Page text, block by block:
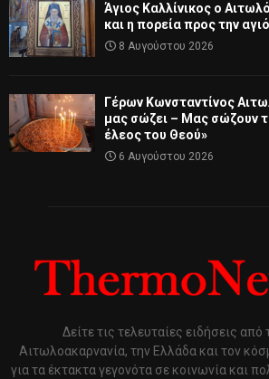
Άγιος Καλλίνικος ο
και η πορεία προς την
8 Αυγούστου 2026
Γέρων Κωνσταντίνος
μας σώζει – Μας σώζουν
έλεος του Θεού»
6 Αυγούστου 2026
Δείτε τις τελευταίες ειδήσεις
Αιτωλοακαρνανία, την Ελλάδα και τον
για τα έκτακτα γεγονότα σε κοινωνία και